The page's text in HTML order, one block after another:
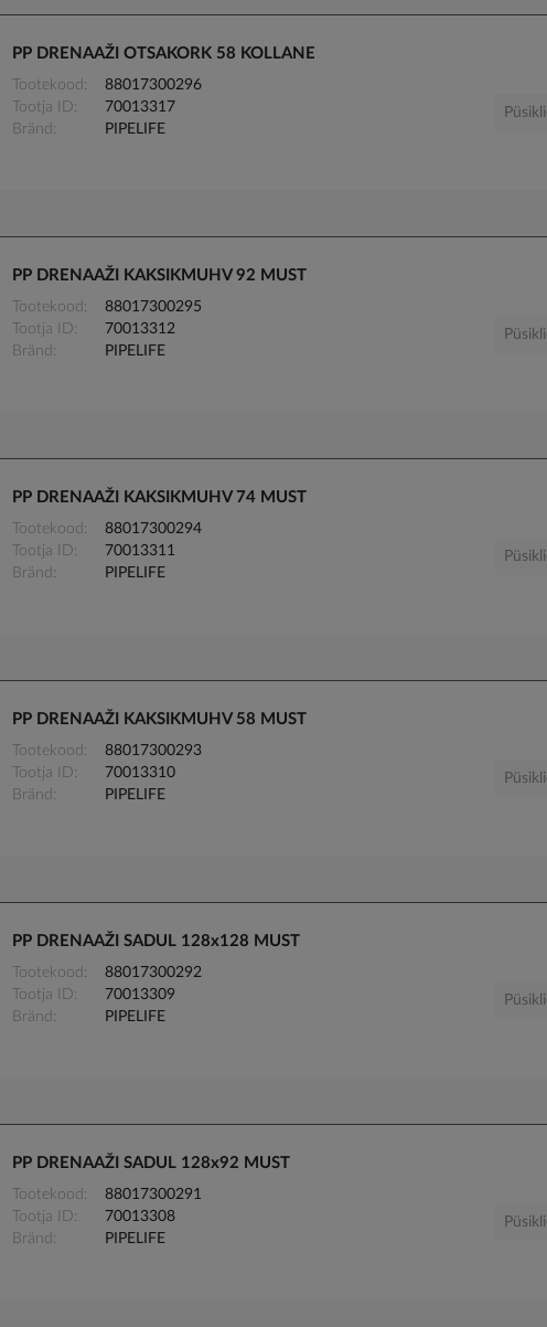
PP DRENAAŽI OTSAKORK 58 KOLLANE
Tootekood
88017300296
Tootja ID
70013317
Bränd
PIPELIFE
PP DRENAAŽI KAKSIKMUHV 92 MUST
Tootekood
88017300295
Tootja ID
70013312
Bränd
PIPELIFE
PP DRENAAŽI KAKSIKMUHV 74 MUST
Tootekood
88017300294
Tootja ID
70013311
Bränd
PIPELIFE
PP DRENAAŽI KAKSIKMUHV 58 MUST
Tootekood
88017300293
Tootja ID
70013310
Bränd
PIPELIFE
PP DRENAAŽI SADUL 128x128 MUST
Tootekood
88017300292
Tootja ID
70013309
Bränd
PIPELIFE
PP DRENAAŽI SADUL 128x92 MUST
Tootekood
88017300291
Tootja ID
70013308
Bränd
PIPELIFE